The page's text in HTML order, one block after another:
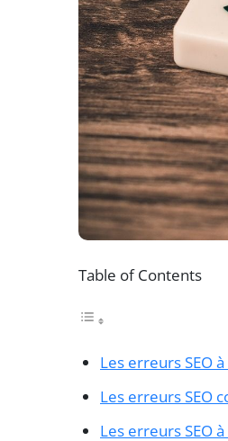
Table of Contents
Les erreurs SEO
Les erreurs SEO
Les erreurs SEO